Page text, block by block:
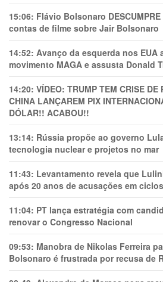
15:06: Flávio Bolsonaro
contas de filme sobre Jair Bolsonaro
14:52: Avanço da esquerda nos EUA
movimento MAGA e assusta Donald
14:20: VÍDEO: TRUMP TEM CRlSE
CHINA LANÇAREM PIX
DÓLAR!! ACABOU!!
13:14: Rússia propõe ao governo
tecnologia nuclear e projetos no mar
11:43: Levantamento revela que
após 20 anos de acusações em
11:04: PT lança estratégia com
renovar o Congresso Nacional
09:53: Manobra de Nikolas Ferreira
Bolsonaro é frustrada por recusa de